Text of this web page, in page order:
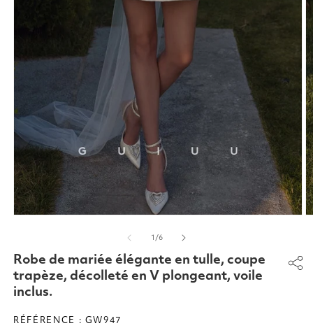
dans
une
fenêtre
modale
1 /de
6
Robe de mariée élégante en tulle, coupe
trapèze, décolleté en V plongeant, voile
inclus.
RÉFÉRENCE : GW947